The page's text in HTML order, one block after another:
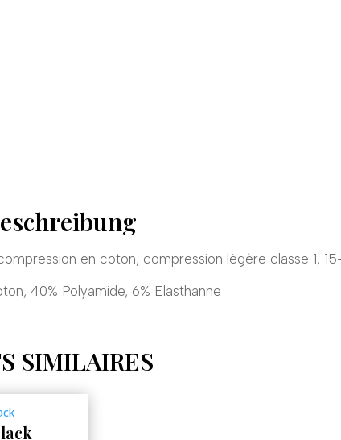
en coton, compression lègère classe 1,
40% Polyamide, 6% Elasthanne
SIMILAIRES